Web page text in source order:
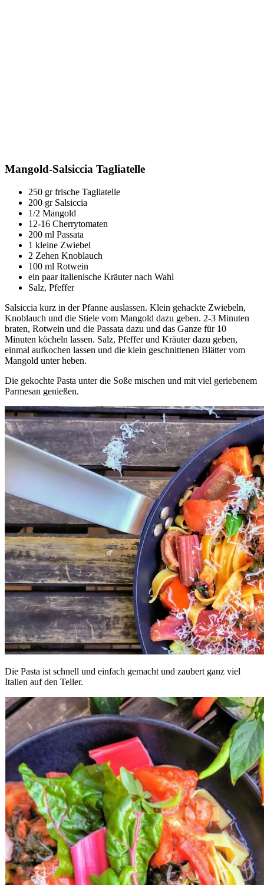
Mangold-Salsiccia Tagliatelle
250 gr frische Tagliatelle
200 gr Salsiccia
1/2 Mangold
12-16 Cherrytomaten
200 ml Passata
1 kleine Zwiebel
2 Zehen Knoblauch
100 ml Rotwein
ein paar italienische Kräuter nach Wahl
Salz, Pfeffer
Salsiccia kurz in der Pfanne auslassen. Klein gehackte Zwiebeln,
Knoblauch und die Stiele vom Mangold dazu geben. 2-3 Minuten
braten, Rotwein und die Passata dazu und das Ganze für 10
Minuten köcheln lassen. Salz, Pfeffer und Kräuter dazu geben,
einmal aufkochen lassen und die klein geschnittenen Blätter vom
Mangold unter heben.
Die gekochte Pasta unter die Soße mischen und mit viel geriebenem
Parmesan genießen.
Die Pasta ist schnell und einfach gemacht und zaubert ganz viel
Italien auf den Teller.